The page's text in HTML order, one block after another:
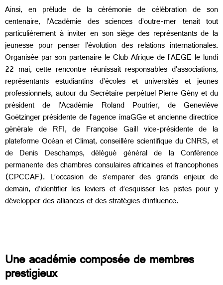
Ainsi, en prélude de la cérémonie de célébration de son
centenaire, l’Académie des sciences d’outre-mer tenait tout
particulièrement à inviter en son siège des représentants de la
jeunesse pour penser l’évolution des relations internationales.
Organisée par son partenaire le Club Afrique de l’AEGE le lundi
22 mai, cette rencontre réunissait responsables d’associations,
représentants estudiantins d’écoles et universités et jeunes
professionnels, autour du Secrétaire perpétuel Pierre Gény et du
président de l’Académie Roland Poutrier, de Geneviève
Goëtzingerprésidente de l’agence imaGGe et ancienne directrice
générale de RFI, de Françoise Gaill vice-présidente de la
plateforme Océan et Climat, conseillère scientifique du CNRS, et
de Denis Deschamps, délégué général de la Conférence
permanente des chambres consulaires africaines et francophones
(CPCCAF). L’occasion de s’emparer des grands enjeux de
demain, d’identifier les leviers et d’esquisser les pistes pour y
développer des alliances et des stratégies d’influence.
Une académie composée de membres
prestigieux